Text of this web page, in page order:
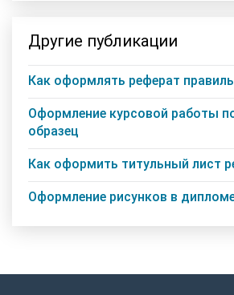
Другие публикации
Как оформлять реферат
Оформление курсовой работы
образец
Как оформить титульный лист
Оформление рисунков в